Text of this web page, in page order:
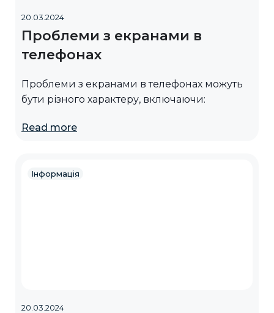
20.03.2024
Проблеми з екранами в
телефонах
Проблеми з екранами в телефонах можуть
бути різного характеру, включаючи:
Read more
Інформація
20.03.2024